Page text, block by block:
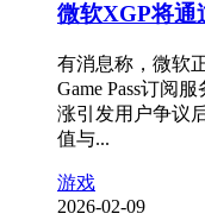
微软XGP将通
有消息称，微软
Game Pass订阅
涨引发用户争议
值与...
游戏
2026-02-09